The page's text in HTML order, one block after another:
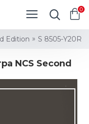
0
Edition S 8505-Y20R
NCS Second